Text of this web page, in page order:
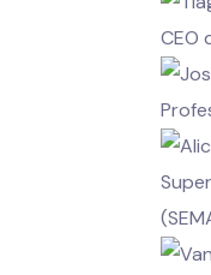
CEO